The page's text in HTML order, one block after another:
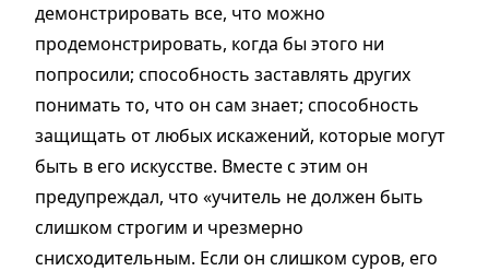
демонстрировать все, что можно
продемонстрировать, когда бы этого ни
попросили; способность заставлять других
понимать то, что он сам знает; способность
защищать от любых искажений, которые могут
быть в его искусстве. Вместе с этим он
предупреждал, что «учитель не должен быть
слишком строгим и чрезмерно
снисходительным. Если он слишком суров, его